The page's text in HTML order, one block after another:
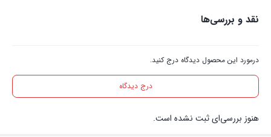
نقد و بررسی‌ها
درمورد این محصول دیدگاه درج کنید.
درج دیدگاه
هنوز بررسی‌ای ثبت نشده است.